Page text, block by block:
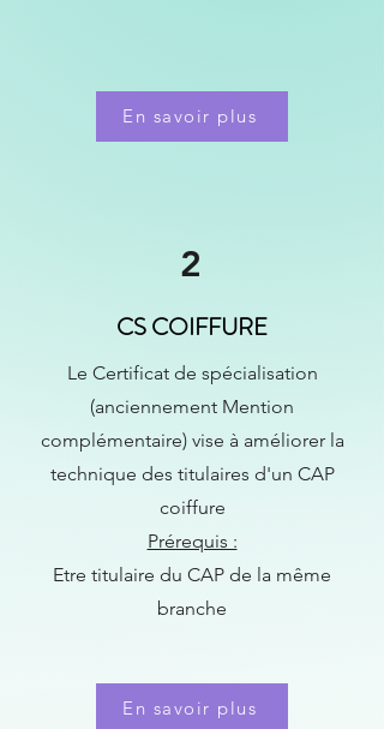
En savoir plus
2
CS COIFFURE
Le Certificat de spécialisation
(anciennement Mention
complémentaire) vise à améliorer la
technique des titulaires d'un CAP
coiffure
Prérequis :
Etre titulaire du CAP de la même
branche
En savoir plus